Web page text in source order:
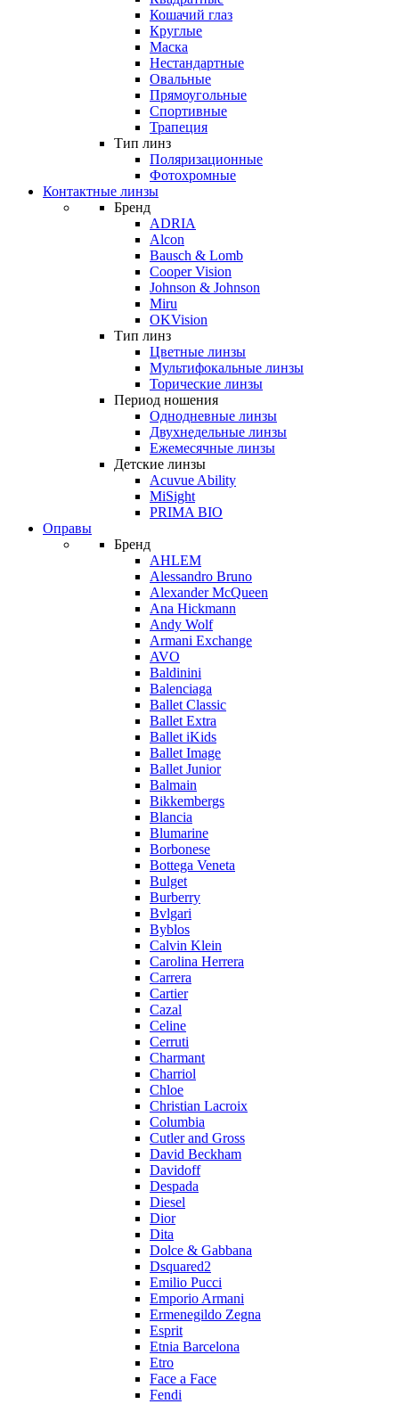
Кошачий глаз
Круглые
Маска
Нестандартные
Овальные
Прямоугольные
Спортивные
Трапеция
Тип линз
Поляризационные
Фотохромные
Контактные линзы
Бренд
ADRIA
Alcon
Bausch & Lomb
Cooper Vision
Johnson & Johnson
Miru
OKVision
Тип линз
Цветные линзы
Мультифокальные линзы
Торические линзы
Период ношения
Однодневные линзы
Двухнедельные линзы
Ежемесячные линзы
Детские линзы
Acuvue Ability
MiSight
PRIMA BIO
Оправы
Бренд
AHLEM
Alessandro Bruno
Alexander McQueen
Ana Hickmann
Andy Wolf
Armani Exchange
AVO
Baldinini
Balenciaga
Ballet Classic
Ballet Extra
Ballet iKids
Ballet Image
Ballet Junior
Balmain
Bikkembergs
Blancia
Blumarine
Borbonese
Bottega Veneta
Bulget
Burberry
Bvlgari
Byblos
Calvin Klein
Carolina Herrera
Carrera
Cartier
Cazal
Celine
Cerruti
Charmant
Charriol
Chloe
Christian Lacroix
Columbia
Cutler and Gross
David Beckham
Davidoff
Despada
Diesel
Dior
Dita
Dolce & Gabbana
Dsquared2
Emilio Pucci
Emporio Armani
Ermenegildo Zegna
Esprit
Etnia Barcelona
Etro
Face a Face
Fendi